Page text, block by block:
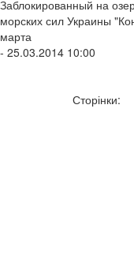
Заблокированный на
морских сил Украины
марта
- 25.03.2014 10:00
Сторінки: